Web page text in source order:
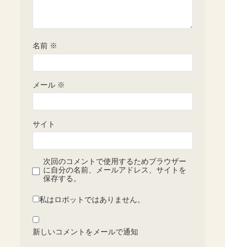
名前 ※
メール ※
サイト
次回のコメントで使用するためブラウザー
に自分の名前、メールアドレス、サイトを
保存する。
私はロボットではありません。
新しいコメントをメールで通知